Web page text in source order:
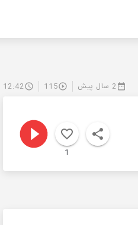
2 سال پیش 115
12:42
1